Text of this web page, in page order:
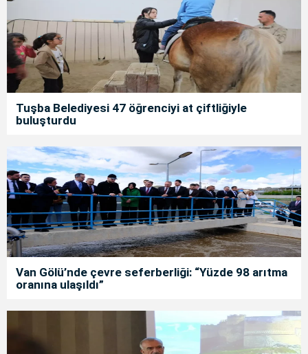
Tuşba Belediyesi 47 öğrenciyi at çiftliğiyle
buluşturdu
Van Gölü’nde çevre seferberliği: “Yüzde 98 arıtma
oranına ulaşıldı”